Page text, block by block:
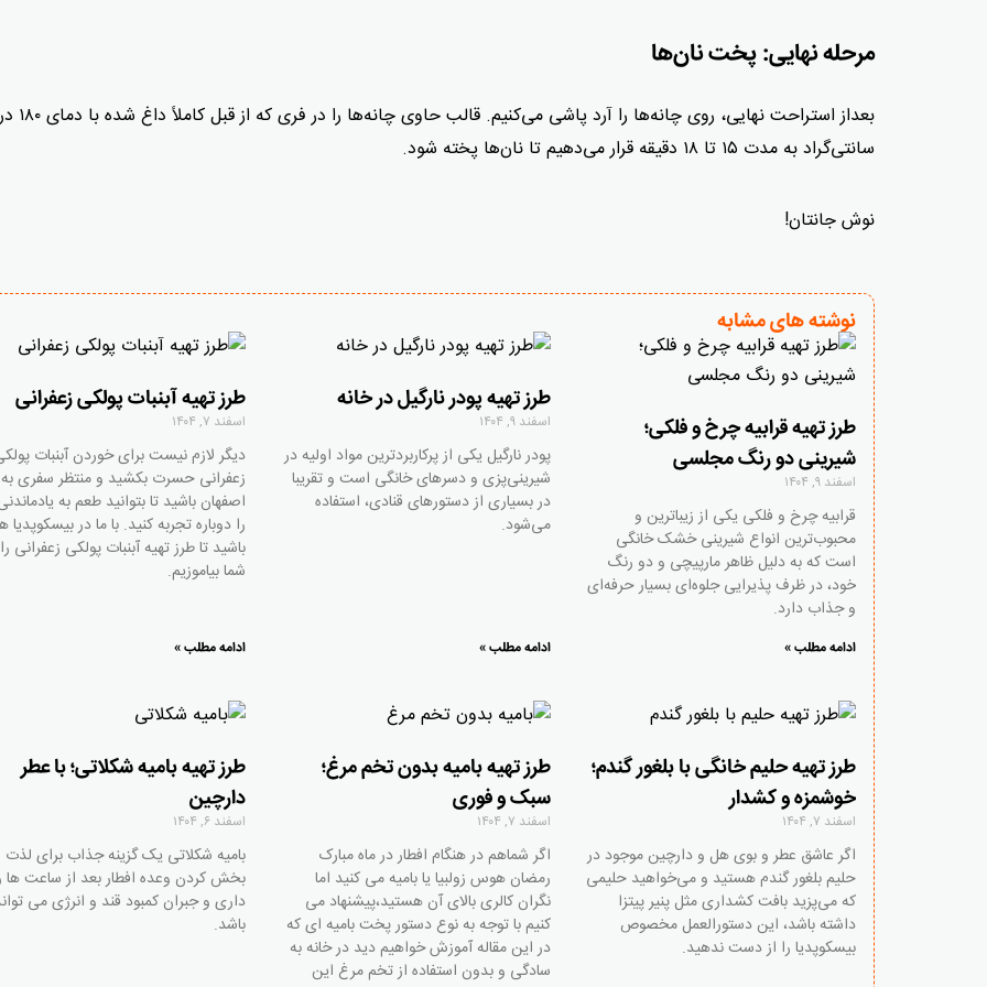
مرحله نهایی: پخت نان‌ها
بعداز استراحت نهایی، روی
سانتی‌گراد به مدت ۱۵ تا ۱۸ دقیقه قرار می‌دهیم تا نان‌ها پخته شود.
نوش جانتان!
نوشته های مشابه
طرز تهیه قرابیه چرخ و فلکی؛
شیرینی دو رنگ مجلسی
اسفند ۹, ۱۴۰۴
قرابیه چرخ و فلکی یکی از زیباترین و
محبوب‌ترین انواع شیرینی خشک خانگی
است که به دلیل ظاهر مارپیچی و دو رنگ
خود، در ظرف پذیرایی جلوه‌ای بسیار حرفه‌ای
و جذاب دارد.
ادامه مطلب »
طرز تهیه پودر نارگیل در خانه
اسفند ۹, ۱۴۰۴
پودر نارگیل یکی از پرکاربردترین مواد اولیه در
شیرینی‌پزی و دسرهای خانگی است و تقریبا
در بسیاری از دستورهای قنادی، استفاده
می‌شود.
ادامه مطلب »
طرز تهیه آبنبات پولکی زعفرانی
اسفند ۷, ۱۴۰۴
دیگر لازم نیست برای خوردن آبنبات
زعفرانی حسرت بکشید و منتظر سفری به
اصفهان باشید تا بتوانید طعم به
را دوباره تجربه کنید. با ما در بیسکوپدیا
باشید تا طرز تهیه آبنبات پولکی زعفرانی
شما بیاموزیم.
ادامه مطلب »
طرز تهیه حلیم خانگی با بلغور گندم؛
خوشمزه و کشدار
اسفند ۷, ۱۴۰۴
اگر عاشق عطر و بوی هل و دارچین موجود در
حلیم بلغور گندم هستید و می‌خواهید حلیمی
که می‌پزید بافت کشداری مثل پنیر پیتزا
داشته باشد، این دستورالعمل مخصوص
بیسکوپدیا را از دست ندهید.
طرز تهیه بامیه بدون تخم مرغ؛
سبک و فوری
اسفند ۷, ۱۴۰۴
اگر شماهم در هنگام افطار در ماه مبارک
رمضان هوس زولبیا یا بامیه می کنید اما
نگران کالری بالای آن هستید،پیشنهاد می
کنیم با توجه به نوع دستور پخت بامیه ای که
در این مقاله آموزش خواهیم دید در خانه به
سادگی و بدون استفاده از تخم مرغ این
طرز تهیه بامیه شکلاتی؛ با عطر
دارچین
اسفند ۶, ۱۴۰۴
بامیه شکلاتی یک گزینه جذاب برای لذت
بخش کردن وعده افطار بعد از ساعت ها
داری و جبران کمبود قند و انرژی می
باشد.